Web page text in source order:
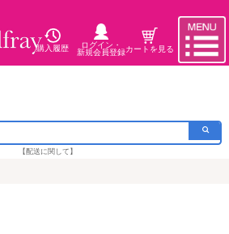
購入履歴
ログイン・
新規会員登録カートを見る
【配送に関して】